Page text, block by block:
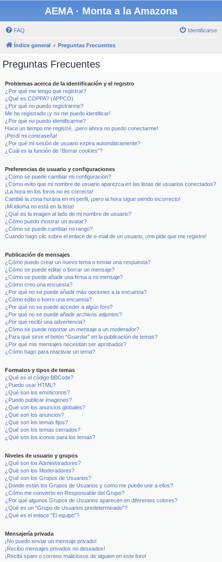
AEMA · Monta a la Amazona
FAQ Identificarse
Índice general Preguntas Frecuentes
Preguntas Frecuentes
Problemas acerca de la identificación y el registro
¿Por qué me tengo que registrar?
¿Qué es COPPA? (APPCO)
¿Por qué no puedo registrarme?
Me he registrado ¡y no me puedo identificar!
¿Por qué no puedo identificarme?
Hace un tiempo me registré, ¡pero ahora no puedo conectarme!
¡Perdí mi contraseña!
¿Por qué mi sesión de usuario expira automáticamente?
¿Cuál es la función de “Borrar cookies”?
Preferencias de usuario y configuraciones
¿Cómo se puede cambiar mi configuración?
¿Cómo evito que mi nombre de usuario aparezca en las listas de usuarios conectados?
¡La hora en los foros no es correcta!
Cambié la zona horaria en mi perfil, ¡pero la hora sigue siendo incorrecto!
¡Mi idioma no está en la lista!
¿Qué es la imagen al lado de mi nombre de usuario?
¿Cómo puedo mostrar un avatar?
¿Cómo se puede cambiar mi rango?
Cuando hago clic sobre el enlace de e-mail de un usuario, ¡me pide que me registre!
Publicación de mensajes
¿Cómo puedo crear un nuevo tema o enviar una respuesta?
¿Cómo se puede editar o borrar un mensaje?
¿Cómo se puede añadir una firma a mi mensaje?
¿Cómo creo una encuesta?
¿Por qué no se puede añadir más opciones a la encuesta?
¿Cómo edito o borro una encuesta?
¿Por qué no se puede acceder a algún foro?
¿Por qué no se puede añadir archivos adjuntos?
¿Por qué recibí una advertencia?
¿Cómo se puede reportar un mensaje a un moderador?
¿Para qué sirve el botón “Guardar” en la publicación de temas?
¿Por qué mis mensajes necesitan ser aprobados?
¿Cómo hago para reactivar un tema?
Formatos y tipos de temas
¿Qué es el código BBCode?
¿Puedo usar HTML?
¿Qué son los emoticonos?
¿Puedo publicar imagenes?
¿Qué son los anuncios globales?
¿Qué son los anuncios?
¿Qué son los temas fijos?
¿Qué son los temas cerrados?
¿Qué son los iconos para los temas?
Niveles de usuario y grupos
¿Qué son los Administradores?
¿Qué son los Moderadores?
¿Qué son los Grupos de Usuarios?
¿Donde están los Grupos de Usuarios y como me puedo unir a ellos?
¿Cómo me convierto en Responsable del Grupo?
¿Por qué algunos Grupos de Usuarios aparecen en diferentes colores?
¿Qué es un “Grupo de Usuarios predeterminado”?
¿Qué es el enlace “El equipo”?
Mensajería privada
¡No puedo enviar un mensaje privado!
¡Recibo mensajes privados no deseados!
¡Recibí spam o correos maliciosos de alguien en este foro!